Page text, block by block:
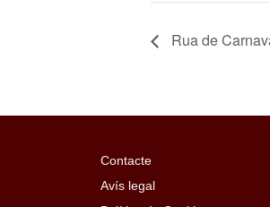
Rua de
Contacte
Avís legal